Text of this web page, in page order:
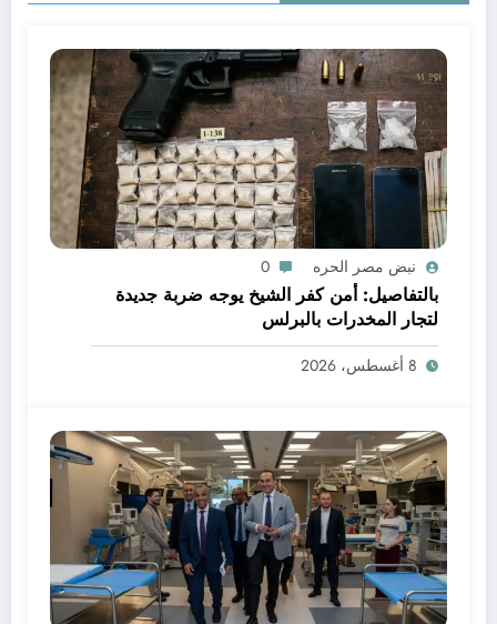
نبض مصر الحره 0
بالتفاصيل: أمن كفر الشيخ يوجه ضربة جديدة
لتجار المخدرات بالبرلس
8 أغسطس، 2026